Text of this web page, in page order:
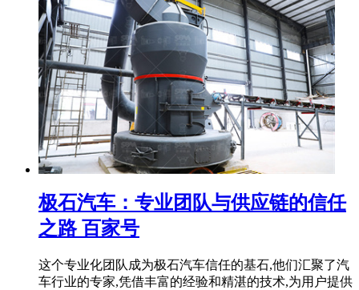
极石汽车：专业团队与供应链的信任
之路 百家号
这个专业化团队成为极石汽车信任的基石,他们汇聚了汽
车行业的专家,凭借丰富的经验和精湛的技术,为用户提供